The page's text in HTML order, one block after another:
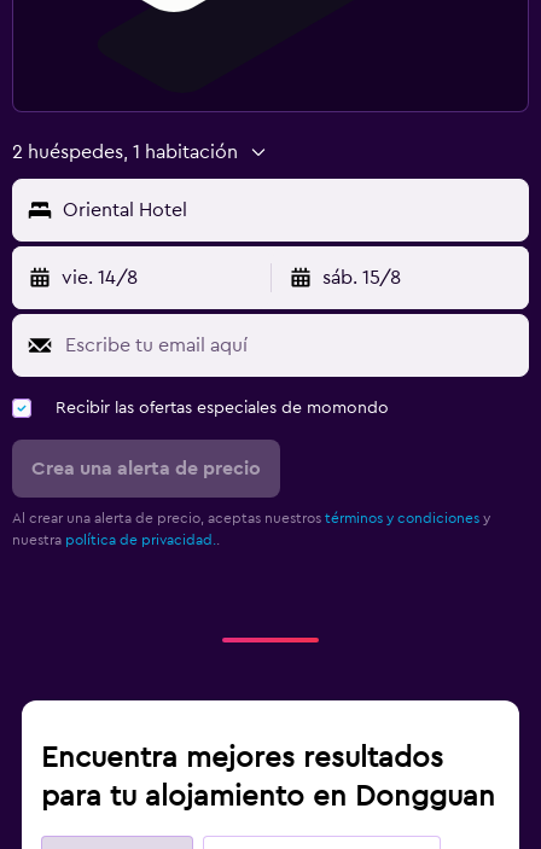
2 huéspedes, 1 habitación
Oriental Hotel
vie. 14/8 sáb. 15/8
Recibir las ofertas especiales de momondo
Crea una alerta de precio
Al crear una alerta de precio, aceptas nuestros términos y condiciones y
nuestra política de privacidad.
Encuentra mejores resultados
para tu alojamiento en Dongguan